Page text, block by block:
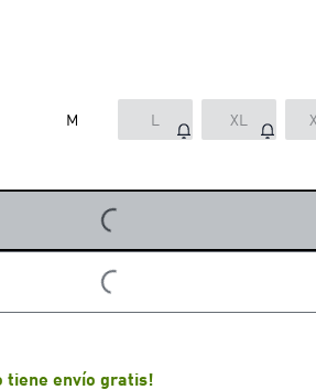
M L XL
LOADING...
LOADING...
tiene envío gratis!